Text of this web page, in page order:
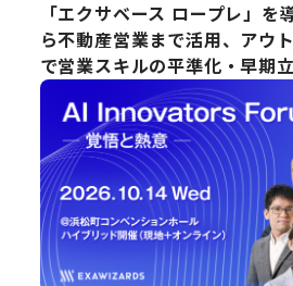
「エクサベース ロープレ」を
ら不動産営業まで活用、アウ
で営業スキルの平準化・早期